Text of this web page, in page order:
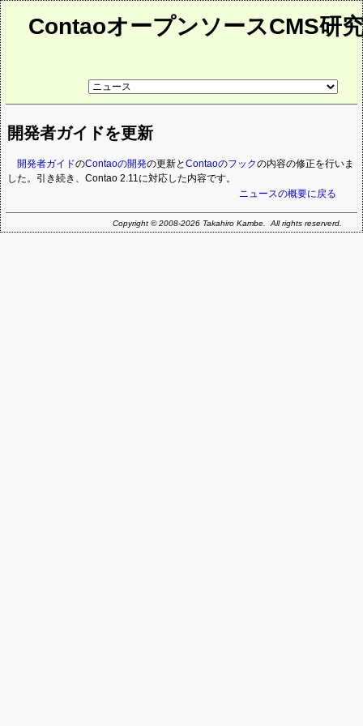
ContaoオープンソースCMS研
リ
ペ
ー
開発者ガイドを更新
開発者ガイドのContaoの開発の更新とContaoのフックの内容の修正を行いま
した。引き続き、Contao 2.11に対応した内容です。
ニュースの概要に戻る
Copyright © 2008-2026 Takahiro Kambe. All rights reserverd.